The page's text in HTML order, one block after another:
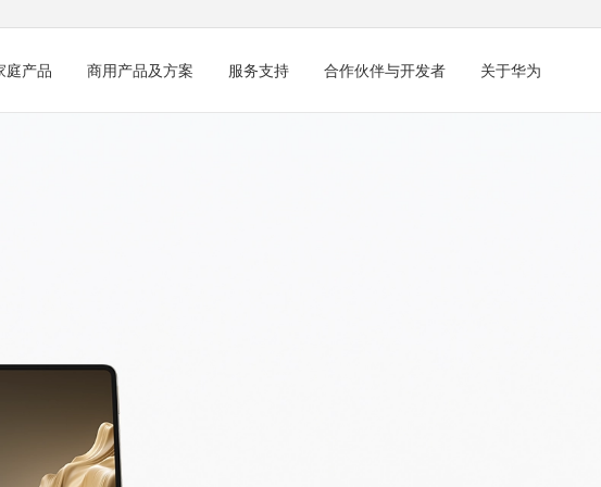
庭产品 商用产品及方案 服务支持 合作伙伴与开发者 关于华为